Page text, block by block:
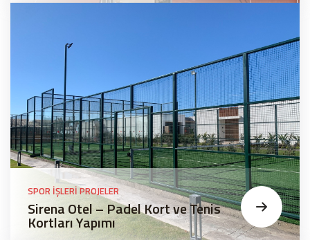
SPOR İŞLERI PROJELER
Sirena Otel – Padel Kort ve Tenis
Kortları Yapımı